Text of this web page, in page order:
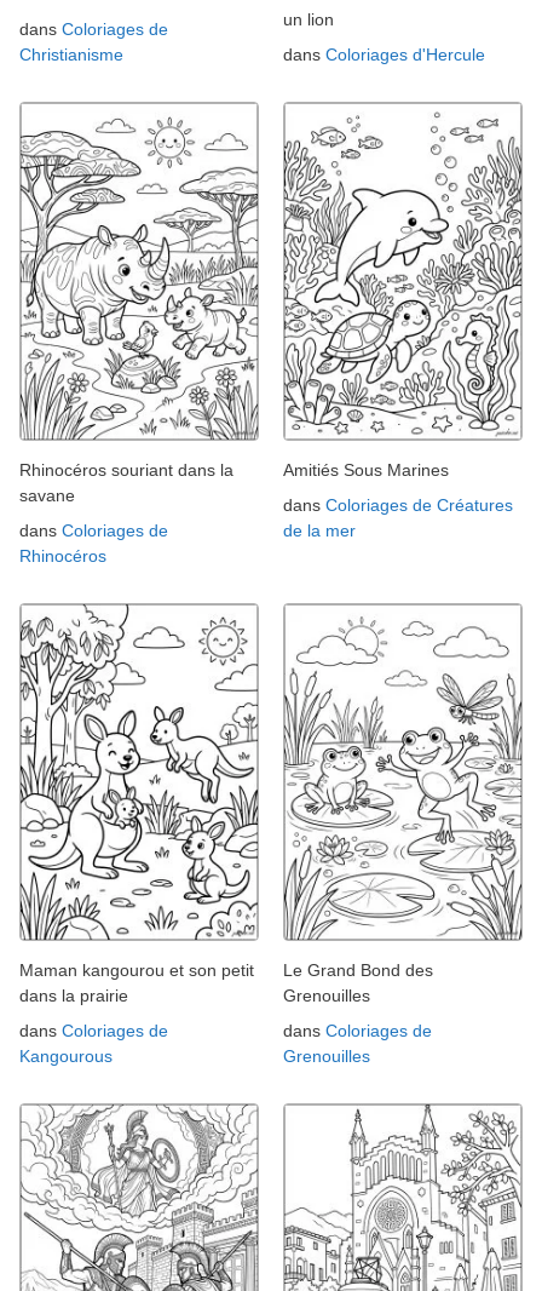
dans Coloriages de
Christianisme
un lion
dans Coloriages d'Hercule
Rhinocéros souriant dans la
savane
dans Coloriages de
Rhinocéros
Amitiés Sous Marines
dans Coloriages de Créatures
de la mer
Maman kangourou et son petit
dans la prairie
dans Coloriages de
Kangourous
Le Grand Bond des
Grenouilles
dans Coloriages de
Grenouilles